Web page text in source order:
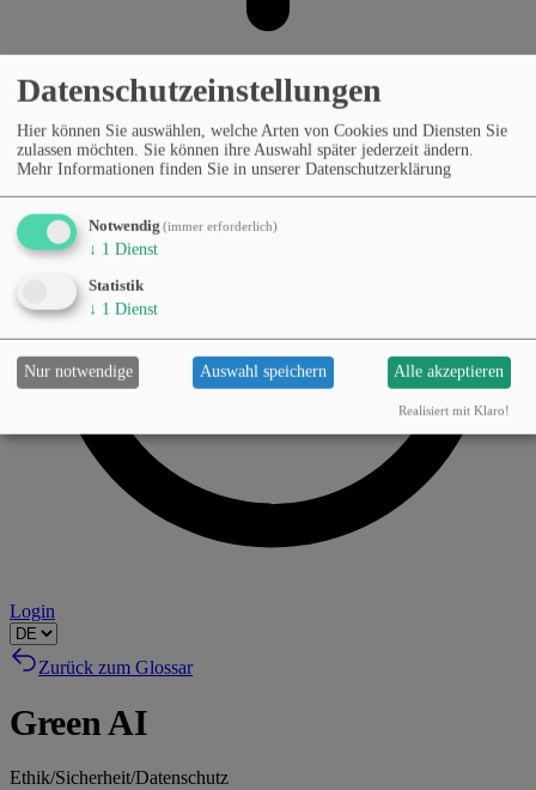
Login
Zurück zum Glossar
Green AI
Ethik/Sicherheit/Datenschutz
Datenschutzeinstellungen
Hier können Sie auswählen, welche Arten von Cookies und Diensten Sie
zulassen möchten. Sie können ihre Auswahl später jederzeit ändern.
Mehr Informationen finden Sie in unserer Datenschutzerklärung
Notwendig (immer erforderlich)
↓ 1 Dienst
Statistik
↓ 1 Dienst
Nur notwendige Auswahl speichern Alle akzeptieren
Realisiert mit Klaro!